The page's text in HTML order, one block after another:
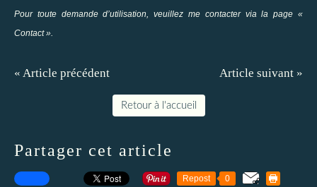
Pour toute demande d’utilisation, veuillez me contacter via la page «
Contact ».
« Article précédent Article suivant »
Retour à l'accueil
Partager cet article
Repost 0